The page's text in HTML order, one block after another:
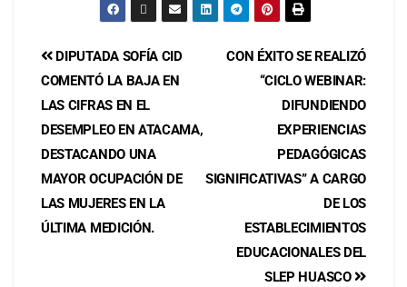
CON ÉXITO SE REALIZÓ
“CICLO WEBINAR:
DIFUNDIENDO
EXPERIENCIAS
PEDAGÓGICAS
SIGNIFICATIVAS” A CARGO
DE LOS
ESTABLECIMIENTOS
EDUCACIONALES DEL
SLEP HUASCO
DIPUTADA SOFÍA CID
COMENTÓ LA BAJA EN
LAS CIFRAS EN EL
DESEMPLEO EN ATACAMA,
DESTACANDO UNA
MAYOR OCUPACIÓN DE
LAS MUJERES EN LA
ÚLTIMA MEDICIÓN.